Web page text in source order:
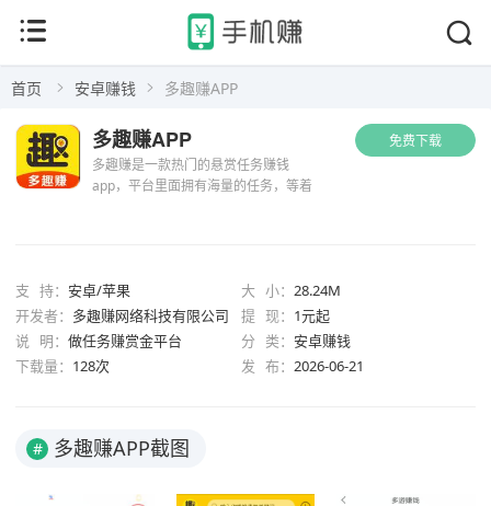
首页 安卓赚钱 多趣赚APP
免费下载
多趣赚是一款热门的悬赏任务赚钱
app，平台里面拥有海量的任务，等着
多趣赚APP
支 持： 安卓/苹果 大 小： 28.24M
开发者： 多趣赚网络科技有限公司 提 现： 1元起
说 明： 做任务赚赏金平台 分 类： 安卓赚钱
下载量： 128次 发 布： 2026-06-21
# 多趣赚APP截图